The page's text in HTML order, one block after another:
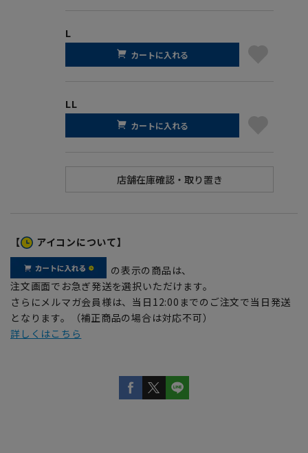
L
カートに入れる
LL
カートに入れる
【 アイコンについて】
の表示の商品は、
注文画面でお急ぎ発送を選択いただけます。
さらにメルマガ会員様は、当日12:00までのご注文で当日発送
となります。（補正商品の場合は対応不可）
詳しくはこちら